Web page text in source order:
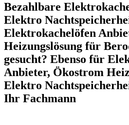
Bezahlbare
Elektro
Elektrokachelöfen
Heizungslösung für
gesucht? Ebenso für
Anbieter, Ökostrom
Elektro
Ihr Fachmann